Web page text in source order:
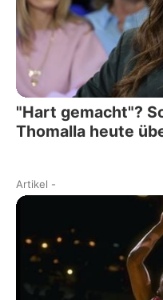
"Hart gemacht"?
Thomalla heute
Artikel -